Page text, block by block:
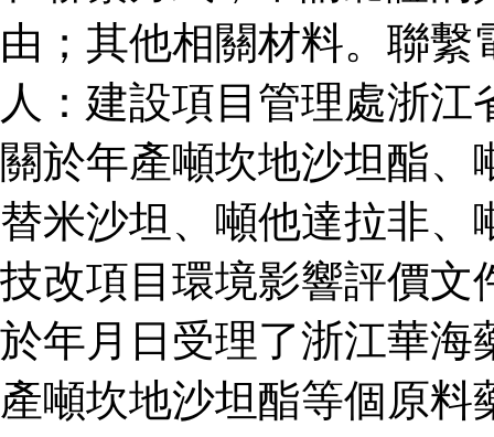
由；其他相關材料。聯
人：建設項目管理處浙
關於年產噸坎地沙坦酯
替米沙坦、噸他達拉非
技改項目環境影響評價文
於年月日受理了浙江華海
產噸坎地沙坦酯等個原